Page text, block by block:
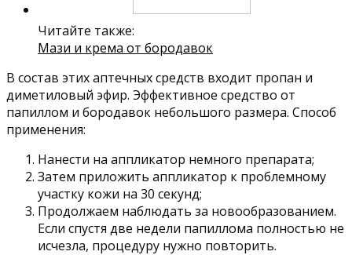
Читайте также:
Мази и крема от бородавок
В состав этих аптечных средств входит пропан и
диметиловый эфир. Эффективное средство от
папиллом и бородавок небольшого размера. Способ
применения:
Нанести на аппликатор немного препарата;
Затем приложить аппликатор к проблемному
участку кожи на 30 секунд;
Продолжаем наблюдать за новообразованием.
Если спустя две недели папиллома полностью не
исчезла, процедуру нужно повторить.